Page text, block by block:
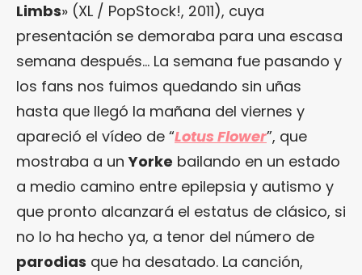
Limbs» (XL / PopStock!, 2011), cuya
presentación se demoraba para una escasa
semana después… La semana fue pasando y
los fans nos fuimos quedando sin uñas
hasta que llegó la mañana del viernes y
apareció el vídeo de “Lotus Flower”, que
mostraba a unYorke bailando en un estado
a medio camino entre epilepsia y autismo y
que pronto alcanzará el estatus de clásico, si
no lo ha hecho ya, a tenor del número de
parodias que ha desatado. La canción,